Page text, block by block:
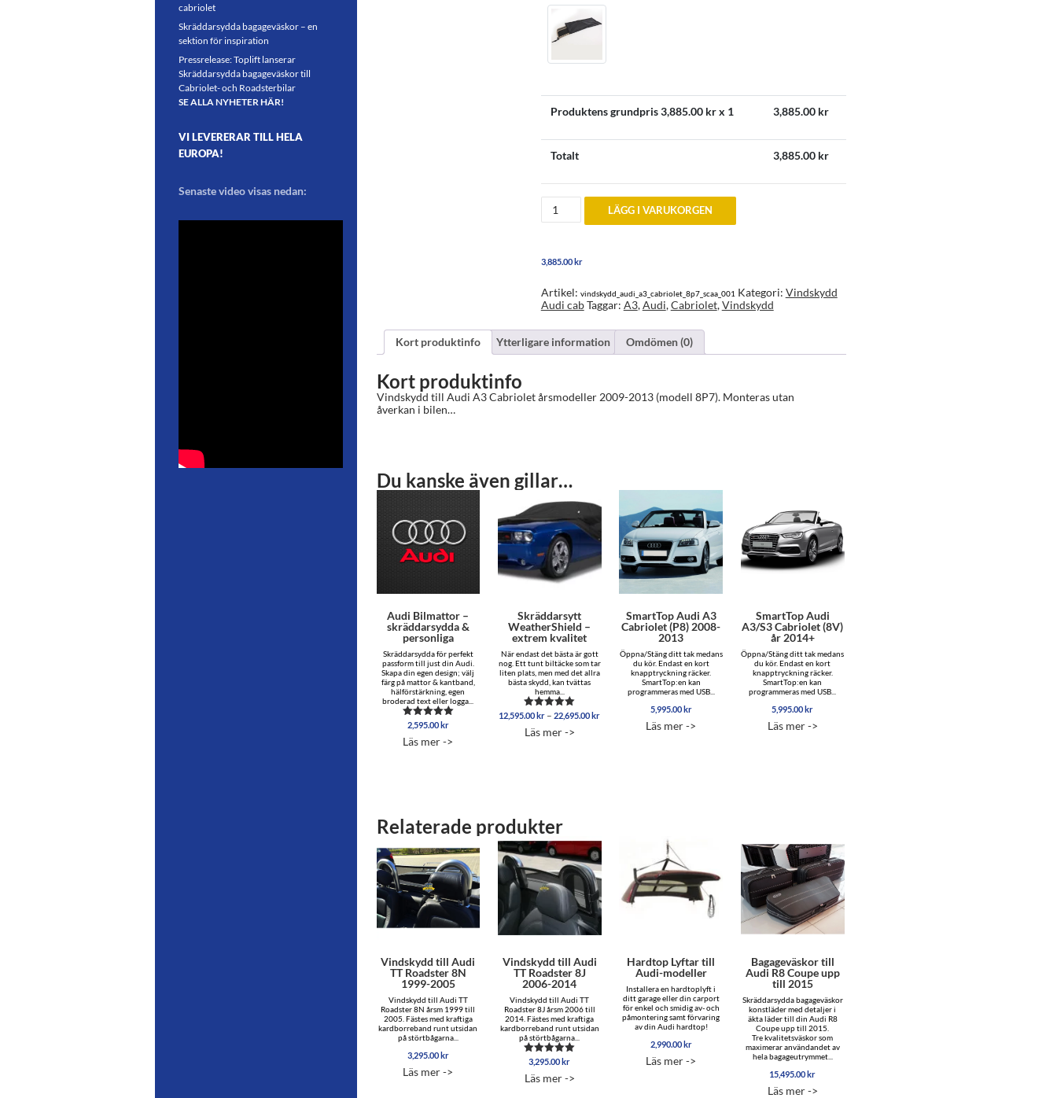
Produktens grundpris3,885.00kr x 1 3,885.00kr
Totalt 3,885.00kr
Vindskydd
Audi
8P7
2009
till
2013
mängd
LÄGG I VARUKORGEN
3,885.00kr
Artikel: vindskydd_audi_a3_cabriolet_8p7_scaa_001 Kategori: Vindskydd
Audi cabTaggar: A3,Audi,Cabriolet,Vindskydd
Kort produktinfo Ytterligare information Omdömen (0)
Kort produktinfo
Vindskydd till Audi A3 Cabriolet årsmodeller 2009-2013 (modell 8P7). Monteras utan
åverkan i bilen…
Du kanske även gillar…
Audi Bilmattor –
skräddarsydda &
personliga
Skräddarsydda för perfekt
passform till just din Audi.
Skapa din egen design; välj
färg på mattor & kantband,
hälförstärkning, egen
broderad text eller logga...
Betygsatt
av 5
2,595.00kr
Läs mer ->
Skräddarsytt
WeatherShield –
extrem kvalitet
När endast det bästa är gott
nog. Ett tunt biltäcke som tar
liten plats, men med det allra
bästa skydd, kan tvättas
hemma...
Betygsatt
av 5
12,595.00kr – 22,695.00krPrisintervall:
12,595.00 kr
Läs mer ->
SmartTop Audi A3
Cabriolet (P8) 2008-
2013
Öppna/Stäng ditt tak medans
du kör. Endast en kort
knapptryckning räcker.
SmartTop:en kan
programmeras med USB...
5,995.00kr
Läs mer ->
SmartTop Audi
A3/S3 Cabriolet (8V)
år 2014+
Öppna/Stäng ditt tak medans
du kör. Endast en kort
knapptryckning räcker.
SmartTop:en kan
programmeras med USB...
5,995.00kr
Läs mer ->
Relaterade produkter
Vindskydd till Audi
TT Roadster 8N
1999-2005
Vindskydd till Audi TT
Roadster 8N årsm 1999 till
2005. Fästes med kraftiga
kardborreband runt utsidan
på störtbågarna...
3,295.00kr
Läs mer ->
Vindskydd till Audi
TT Roadster 8J
2006-2014
Vindskydd till Audi TT
Roadster 8J årsm 2006 till
2014. Fästes med kraftiga
kardborreband runt utsidan
på störtbågarna...
Betygsatt
av 5
3,295.00kr
Läs mer ->
Hardtop Lyftar till
Audi-modeller
Installera en hardtoplyft i
ditt garage eller din carport
för enkel och smidig av- och
påmontering samt förvaring
av din Audi hardtop!
2,990.00kr
Läs mer ->
Bagageväskor till
Audi R8 Coupe upp
till 2015
Skräddarsydda bagageväskor
konstläder med detaljer i
äkta läder till din Audi R8
Coupe upp till 2015.
Tre kvalitetsväskor som
maximerar användandet av
hela bagageutrymmet...
15,495.00kr
Läs mer ->
cabriolet
Skräddarsydda bagageväskor – en
sektion för inspiration
Pressrelease: Toplift lanserar
Skräddarsydda bagageväskor till
Cabriolet- och Roadsterbilar
SE ALLA NYHETER HÄR!
VI LEVERERAR TILL HELA
EUROPA!
Senaste video visas nedan: